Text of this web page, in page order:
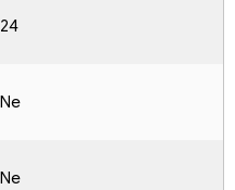
24
Ne
Ne